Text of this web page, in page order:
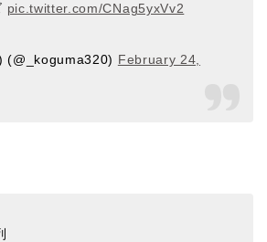
pic.twitter.com/CNag5yxVv2
(@_koguma320) February 24,